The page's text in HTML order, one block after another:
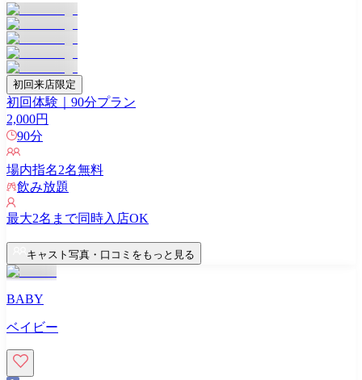
初回来店限定
初回体験｜90分プラン
2,000円
90分
場内指名2名無料
飲み放題
最大2名まで同時入店OK
キャスト写真・口コミをもっと見る
BABY
ベイビー